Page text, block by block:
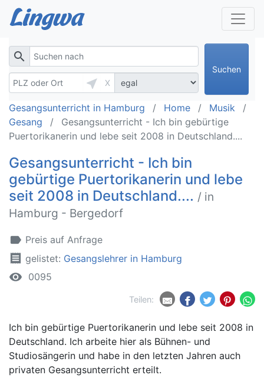
search
near_me
X
Suchen
Gesangsunterricht in Hamburg Home
Musik
Gesang
Gesangsunterricht - Ich bin gebürtige
Puertorikanerin und lebe seit 2008 in Deutschland....
Gesangsunterricht - Ich bin
gebürtige Puertorikanerin und lebe
seit 2008 in Deutschland.... / in
Hamburg - Bergedorf
label Preis auf Anfrage
receipt gelistet: Gesangslehrer in Hamburg
remove_red_eye 0095
Teilen:
Ich bin gebürtige Puertorikanerin und lebe seit 2008 in
Deutschland. Ich arbeite hier als Bühnen- und
Studiosängerin und habe in den letzten Jahren auch
privaten Gesangsunterricht erteilt.